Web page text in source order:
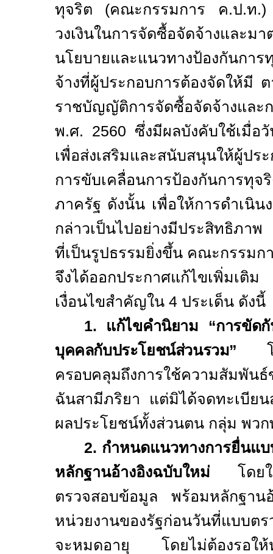
ทุจริต (คณะกรรมการ ค.ป.ท.)
วงเงินในการจัดซื้อจัดจ้างและม
นโยบายและแนวทางป้องกันการ
จ้างที่ผู้ประกอบการต้องจัดให้มี
ราชบัญญัติการจัดซื้อจัดจ้างและ
พ.ศ. 2560 ซึ่งมีผลบังคับใช้เมื่อ
เพื่อส่งเสริมและสนับสนุนให้ผู้ปร
การขับเคลื่อนการป้องกันการทุจ
ภาครัฐ ดังนั้น เพื่อให้การดำเนิน
กล่าวเป็นไปอย่างมีประสิทธิภา
ที่เป็นรูปธรรมยิ่งขึ้น คณะกรรมก
จึงได้ออกประกาศแก้ไขเพิ่มเติ
เงื่อนไขสำคัญใน 4 ประเด็น ดังนี้
1. แก้ไขคำนิยาม
“การขัด
บุคคลกับประโยชน์ส่วนรวม” โด
ครอบคลุมถึงการใช้ความสัมพัน
ฉันสามีภริยา แต่มิได้จดทะเบีย
ผลประโยชน์ทั้งส่วนตน กลุ่ม พวก
2. กำหนดแนวทางการยื่นแ
หลักฐานอ้างอิงฉบับใหม่ โดยใ
ตรวจสอบข้อมูล พร้อมหลักฐาน
หน่วยงานของรัฐก่อนวันที่แบบต
จะหมดอายุ โดยไม่ต้องรอให้ห